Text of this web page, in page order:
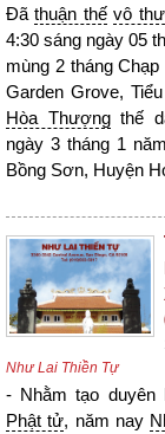
Đãthuận thế vô
4:30 sáng ngày 05
mùng 2 tháng
Garden Grove,
Hòa Thượngthế
ngày 3 tháng 1
Bồng Sơn, Huyện
Như Lai Thiền Tự
- Nhằm tạo duyên
Phật tử, năm nay